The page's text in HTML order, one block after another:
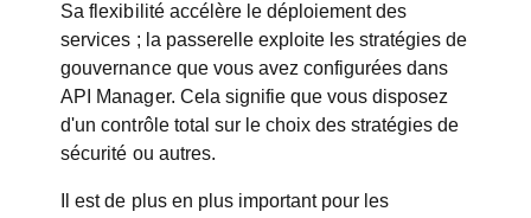
Sa flexibilité accélère le déploiement des
services ; la passerelle exploite les stratégies de
gouvernance que vous avez configurées dans
API Manager. Cela signifie que vous disposez
d'un contrôle total sur le choix des stratégies de
sécurité ou autres.
Il est de plus en plus important pour les